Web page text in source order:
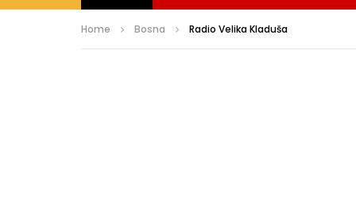
Home Bosna Radio Velika Kladuša